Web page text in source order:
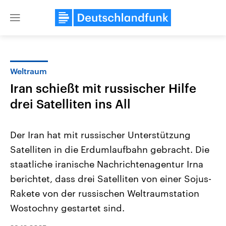
Close
Landtagswahl Sachsen-Anhalt
2026
Alle Informationen
September 2026 einen neuen
Bundesland von einer Koalition aus
USA
Aktuelle Beiträge,
Hintergründe
Weltraum
Iran schießt mit russischer Hilfe
drei Satelliten ins All
Der Iran hat mit russischer Unterstützung
Satelliten in die Erdumlaufbahn gebracht. Die
staatliche iranische Nachrichtenagentur Irna
berichtet, dass drei Satelliten von einer Sojus-
Rakete von der russischen Weltraumstation
Wostochny gestartet sind.